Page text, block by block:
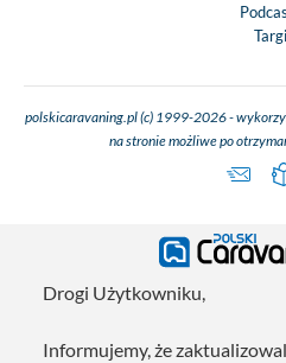
Targi
polskicaravaning.pl (c) 1999-2026 -
na stronie możliwe po
Drogi Użytkowniku,
Informujemy, że